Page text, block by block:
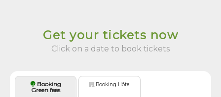
Get your tickets now
Click on a date to book tickets
Booking
Green fees
Booking Hôtel